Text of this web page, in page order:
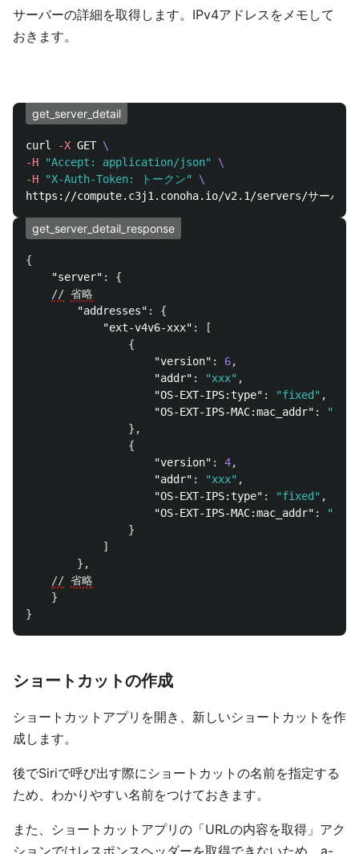
サーバーの詳細を取得します。IPv4アドレスをメモして
おきます。
get_server_detail
curl -X GET \
-H
"Accept: application/json"
\
-H
"X-Auth-Token: トークン" \
get_server_detail_response
{
"server" :
{
// 省略
"addresses" :
{
"ext-v4v6-xxx" :
[
{
"version" : 6,
"addr" : "xxx" ,
"OS-EXT-IPS:type" : "fixed" ,
"OS-EXT-IPS-MAC:mac_addr" :
"xxx"
},
{
"version" : 4,
"addr" : "xxx" ,
"OS-EXT-IPS:type" : "fixed" ,
"OS-EXT-IPS-MAC:mac_addr" :
"xxx"
}
]
},
// 省略
}
}
ショートカットの作成
ショートカットアプリを開き、新しいショートカットを作
成します。
後でSiriで呼び出す際にショートカットの名前を指定する
ため、わかりやすい名前をつけておきます。
また、ショートカットアプリの「URLの内容を取得」アク